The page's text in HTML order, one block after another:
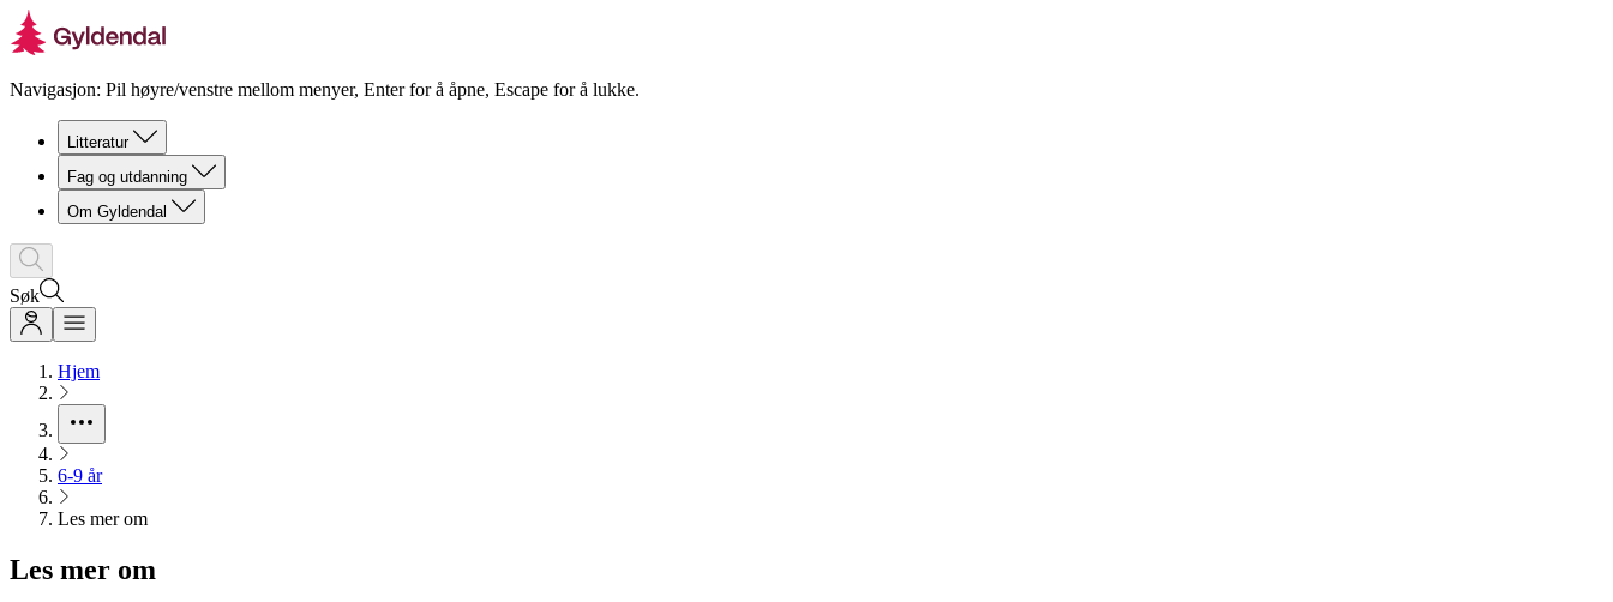
Navigasjon: Pil høyre/venstre mellom menyer, Enter for å åpne, Escape for å lukke.
Litteratur
Fag og utdanning
Om Gyldendal
Søk
Hjem
6-9 år
Les mer om
Les mer om